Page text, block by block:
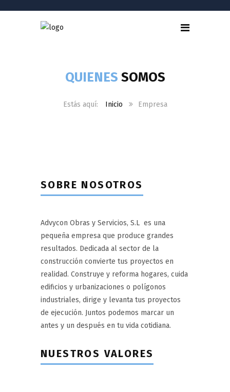
QUIENES SOMOS
Inicio Empresa
SOBRE NOSOTROS
Advycon Obras y Servicios, S.L es una
pequeña empresa que produce grandes
resultados. Dedicada al sector de la
construcción convierte tus proyectos en
realidad. Construye y reforma hogares, cuida
edificios y urbanizaciones o polígonos
industriales, dirige y levanta tus proyectos
de ejecución. Juntos podemos marcar un
antes y un después en tu vida cotidiana.
NUESTROS VALORES